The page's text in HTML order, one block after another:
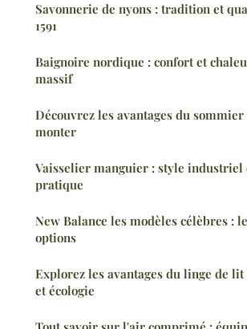
Savonnerie de nyons : tradition et
1591
Baignoire nordique : confort et
massif
Découvrez les avantages du
monter
Vaisselier manguier : style industriel
pratique
New Balance les modèles célèbres :
options
Explorez les avantages du linge de
et écologie